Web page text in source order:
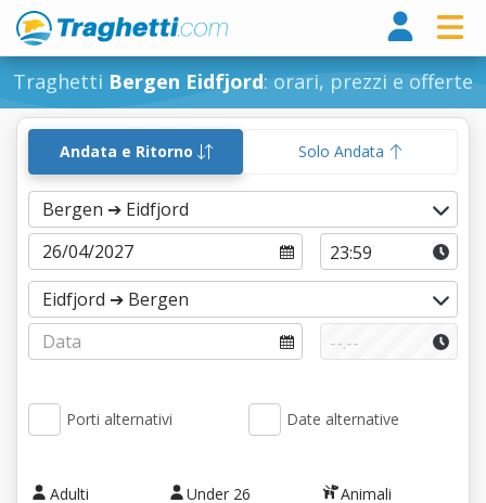
Traghetti Bergen Eidfjord: orari, prezzi e offerte
Andata e Ritorno Solo Andata
Porti alternativi Date alternative
Adulti Under 26 Animali